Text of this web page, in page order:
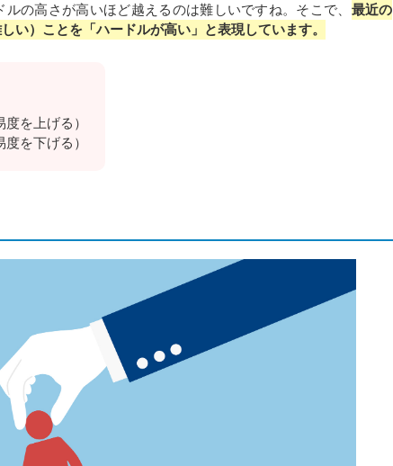
の高さが高いほど越えるのは難しいですね。そこで、 最近の
い）ことを「ハードルが高い」と表現しています。
を上げる）
を下げる）